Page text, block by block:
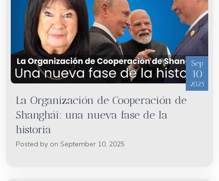
Sep
10
2025
La Organización de Cooperación de
Shanghái: una nueva fase de la
historia
Posted by on September 10, 2025